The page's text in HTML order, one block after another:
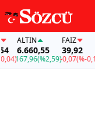
ALTIN
6.660,55
167,96(%2,59)
FAİZ
39,92
-0,07(%-0,17)